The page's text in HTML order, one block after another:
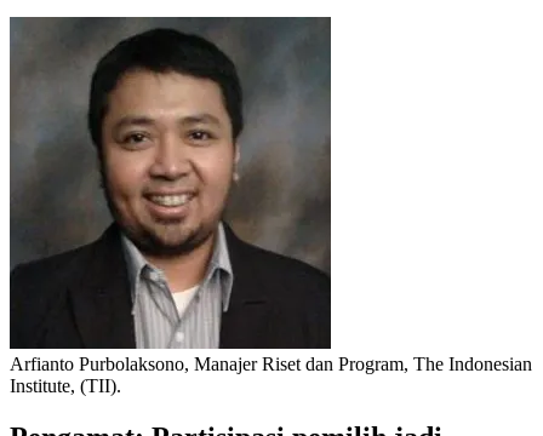
Arfianto Purbolaksono, Manajer Riset dan Program, The Indonesian
Institute, (TII).